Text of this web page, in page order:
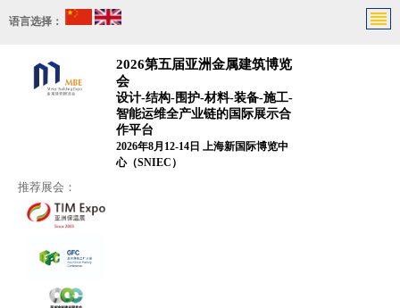
语言选择：
2026第五届亚洲金属建筑博览
会
设计-结构-围护-材料-装备-施工-
智能运维全产业链的国际展示合
作平台
2026年8月12-14日 上海新国际博览中
心（SNIEC）
推荐展会：